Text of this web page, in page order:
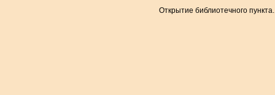
Открытие библиотечного пункта.